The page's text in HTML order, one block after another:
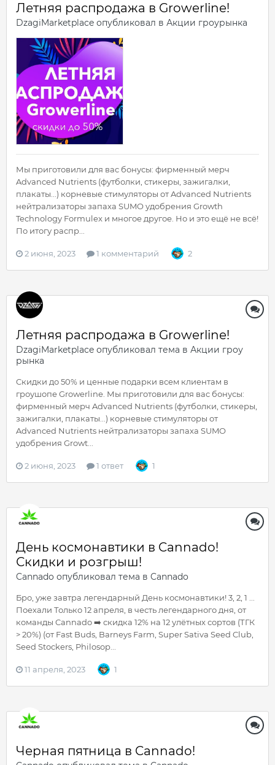
Летняя распродажа в Growerline!
DzagiMarketplace опубликовал в Акции гроурынка
Мы приготовили для ваc бонусы: фирменный мерч
Advanced Nutrients (футболки, стикеры, зажигалки,
плакаты...) корневые стимуляторы от Advanced Nutrients
нейтрализаторы запаха SUMO удобрения Growth
Technology Formulex и многое другое. Но и это ещё не всё!
По итогу распр...
2 июня, 2023 1 комментарий 2
Летняя распродажа в Growerline!
DzagiMarketplace опубликовал тема в Акции гроу
рынка
Cкидки до 50% и ценные подарки всем клиентам в
гроушопе Growerline. Мы приготовили для ваc бонусы:
фирменный мерч Advanced Nutrients (футболки, стикеры,
зажигалки, плакаты...) корневые стимуляторы от
Advanced Nutrients нейтрализаторы запаха SUMO
удобрения Growt...
2 июня, 2023 1 ответ 1
День космонавтики в Cannado!
Скидки и розгрыш!
Cannado опубликовал тема в Cannado
Бро, уже завтра легендарный День космонавтики! 3, 2, 1 ...
Поехали Только 12 апреля, в честь легендарного дня, от
команды Cannado ➡️ скидка 12% на 12 улётных сортов (ТГК
> 20%) (от Fast Buds, Barneys Farm, Super Sativa Seed Club,
Seed Stockers, Philosop...
11 апреля, 2023 1
Черная пятница в Cannado!